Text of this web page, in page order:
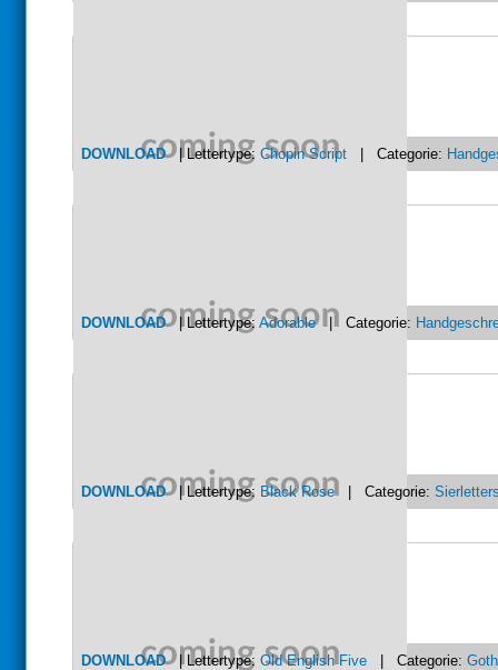
DOWNLOAD| Lettertype: Chopin Script | Categorie:
DOWNLOAD| Lettertype: Adorable| Categorie:
DOWNLOAD| Lettertype: Black Rose| Categorie:
DOWNLOAD| Lettertype: Old English Five | Categorie: